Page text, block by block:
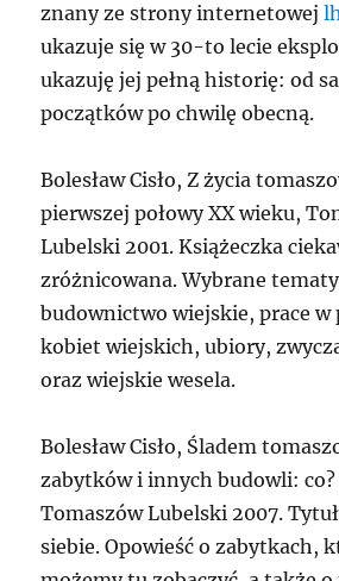
znany ze strony internetowej
ukazuje się w 30-to lecie
ukazuję jej pełną historię: od
początków po chwilę obecną.
Bolesław Cisło, Z życia
pierwszej połowy XX wieku,
Lubelski 2001. Książeczka
zróżnicowana. Wybrane
budownictwo wiejskie, prace w
kobiet wiejskich, ubiory,
oraz wiejskie wesela.
Bolesław Cisło, Śladem
zabytków i innych budowli: co?
Tomaszów Lubelski 2007.
siebie. Opowieść o zabytkach,